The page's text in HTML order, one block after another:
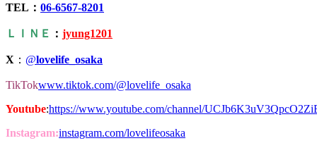
TEL： 06-6567-8201
ＬＩＮＥ ： jyung1201
X ： @lovelife_osaka
TikTokwww.tiktok.com/@lovelife_osaka
Youtube:https://www.youtube.com/channel/
Instagram:instagram.com/lovelifeosaka